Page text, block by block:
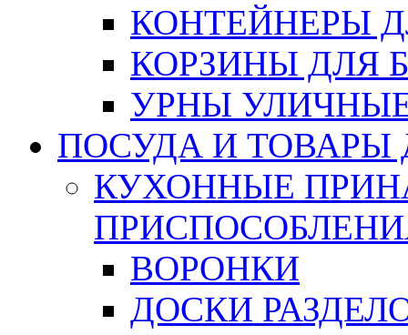
КОНТЕЙНЕРЫ
КОРЗИНЫ ДЛЯ
УРНЫ
ПОСУДА И ТОВАРЫ
КУХОННЫЕ
ВОРОНКИ
ДОСКИ